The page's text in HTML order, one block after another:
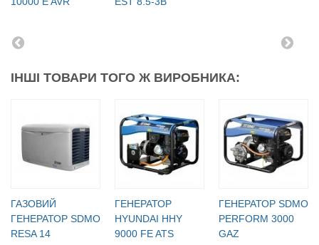
ІНШІ ТОВАРИ ТОГО Ж ВИРОБНИКА:
ГАЗОВИЙ
ГЕНЕРАТОР SDMO
RESA 14
ГЕНЕРАТОР
HYUNDAI HHY
9000 FE ATS
ГЕНЕРАТОР SDMO
PERFORM 3000
GAZ